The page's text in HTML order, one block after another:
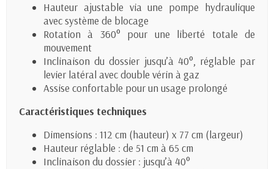
Hauteur ajustable via une pompe hydraulique
avec système de blocage
Rotation à 360° pour une liberté totale de
mouvement
Inclinaison du dossier jusqu’à 40°, réglable par
levier latéral avec double vérin à gaz
Assise confortable pour un usage prolongé
Caractéristiques techniques
Dimensions : 112 cm (hauteur) x 77 cm (largeur)
Hauteur réglable : de 51 cm à 65 cm
Inclinaison du dossier : jusqu’à 40°